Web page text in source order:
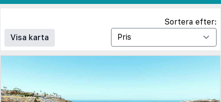
Visa karta
Sortera efter: